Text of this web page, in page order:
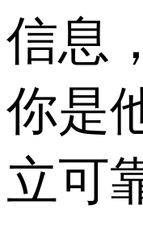
信息
你是
立可